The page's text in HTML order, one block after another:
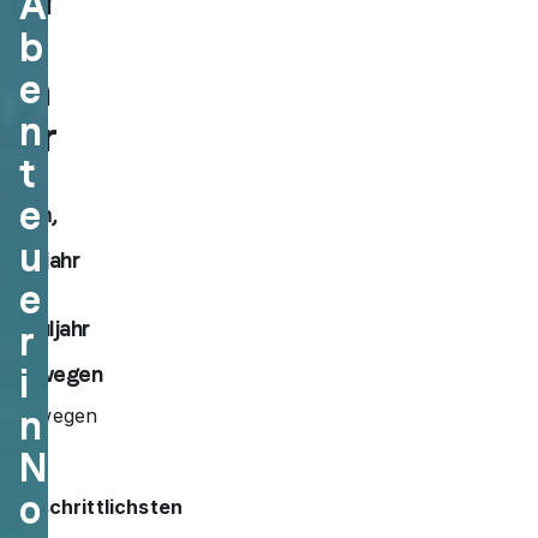
Wi
kin
ger
Ein
Term,
ein
Halbjahr
ein
Schuljahr
Norwegen
Norwegen
zählt
den
fortschrittlichsten
und
b
e
n
t
e
u
e
r
i
n
N
o